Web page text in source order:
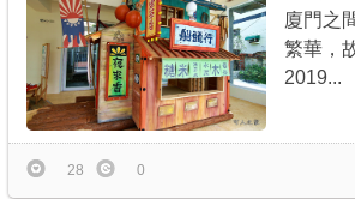
廈門之
繁華，
2019...
28 0